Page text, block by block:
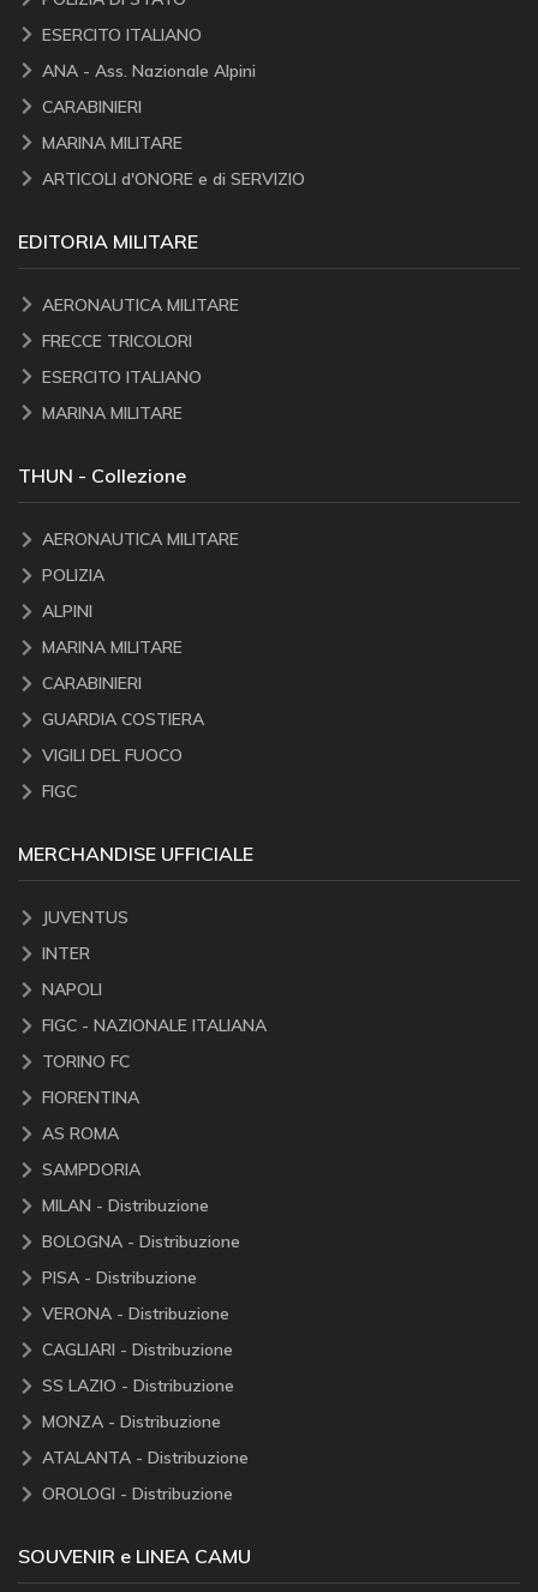
ESERCITO ITALIANO
ANA - Ass. Nazionale Alpini
CARABINIERI
MARINA MILITARE
ARTICOLI d'ONORE e di SERVIZIO
EDITORIA MILITARE
AERONAUTICA MILITARE
FRECCE TRICOLORI
ESERCITO ITALIANO
MARINA MILITARE
THUN - Collezione
AERONAUTICA MILITARE
POLIZIA
ALPINI
MARINA MILITARE
CARABINIERI
GUARDIA COSTIERA
VIGILI DEL FUOCO
FIGC
MERCHANDISE UFFICIALE
JUVENTUS
INTER
NAPOLI
FIGC - NAZIONALE ITALIANA
TORINO FC
FIORENTINA
AS ROMA
SAMPDORIA
MILAN - Distribuzione
BOLOGNA - Distribuzione
PISA - Distribuzione
VERONA - Distribuzione
CAGLIARI - Distribuzione
SS LAZIO - Distribuzione
MONZA - Distribuzione
ATALANTA - Distribuzione
OROLOGI - Distribuzione
SOUVENIR e LINEA CAMU